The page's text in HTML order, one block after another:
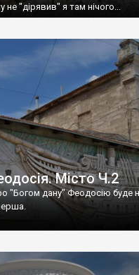
не "дірявив" я там нічого...
Місто Ч.2
"Богом дану" Феодосію буде